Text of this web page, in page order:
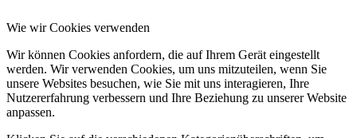
Wie wir Cookies verwenden
Wir können Cookies anfordern, die auf Ihrem Gerät eingestellt
werden. Wir verwenden Cookies, um uns mitzuteilen, wenn Sie
unsere Websites besuchen, wie Sie mit uns interagieren, Ihre
Nutzererfahrung verbessern und Ihre Beziehung zu unserer Website
anpassen.